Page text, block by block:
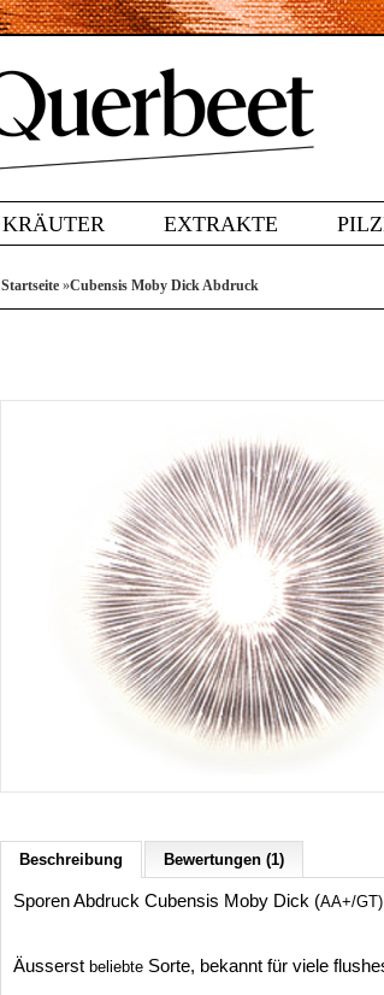
KRÄUTER EXTRAKTE
Startseite »Cubensis Moby Dick Abdruck
Beschreibung Bewertungen (1)
Sporen Abdruck Cubensis Moby Dick (AA+/GT)
Äusserst beliebte Sorte, bekannt für viele